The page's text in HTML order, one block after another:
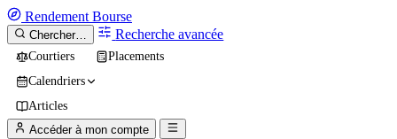
Rendement Bourse
Chercher… Recherche avancée
Courtiers
Placements
Calendriers
Articles
Accéder à mon compte